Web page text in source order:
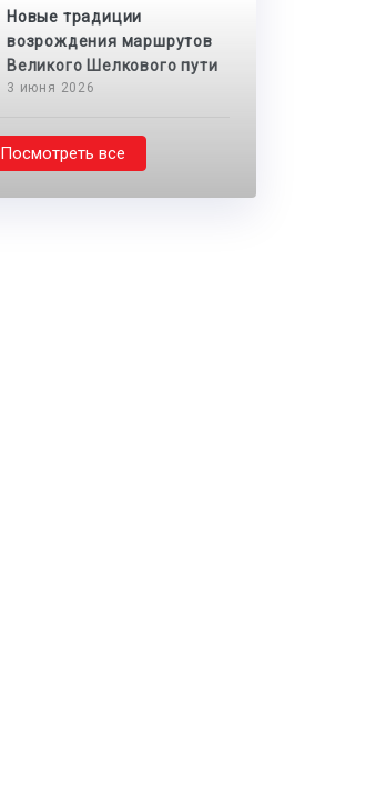
Новые традиции
возрождения маршрутов
Великого Шелкового пути
3 июня 2026
Посмотреть все